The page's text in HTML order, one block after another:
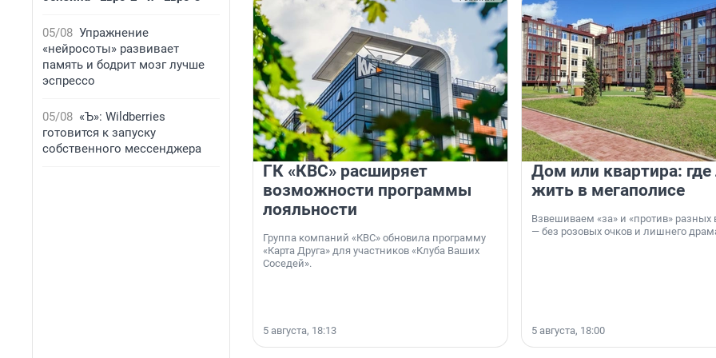
05/08 Упражнение
«нейросоты» развивает
память и бодрит мозг лучше
эспрессо
05/08 «Ъ»: Wildberries
готовится к запуску
собственного мессенджера
ГК «КВС» расширяет
возможности программы
лояльности
Группа компаний «КВС» обновила программу
«Карта Друга» для участников «Клуба Ваших
Соседей».
5 августа, 18:13
Дом или квартира:
жить в мегаполисе
Взвешиваем «за» и «против» разных
— без розовых очков и лишнего
5 августа, 18:00